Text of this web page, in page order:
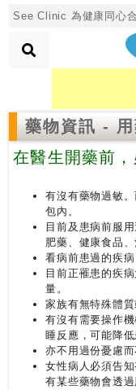
See Clinic 為健康同心
診
所
分
類
診
所
按
搜
藥物資訊 -
在醫生開藥前
有沒有藥物過敏
包內。
目前及患病前服
肥藥、健康食品、
看病前患過的疾
目前正罹患的疾
量。
家族有無特殊體質
有沒有需要操作
睡反應，可能降
亦不用過份憂慮
女性病人必須告
有某些藥物會透